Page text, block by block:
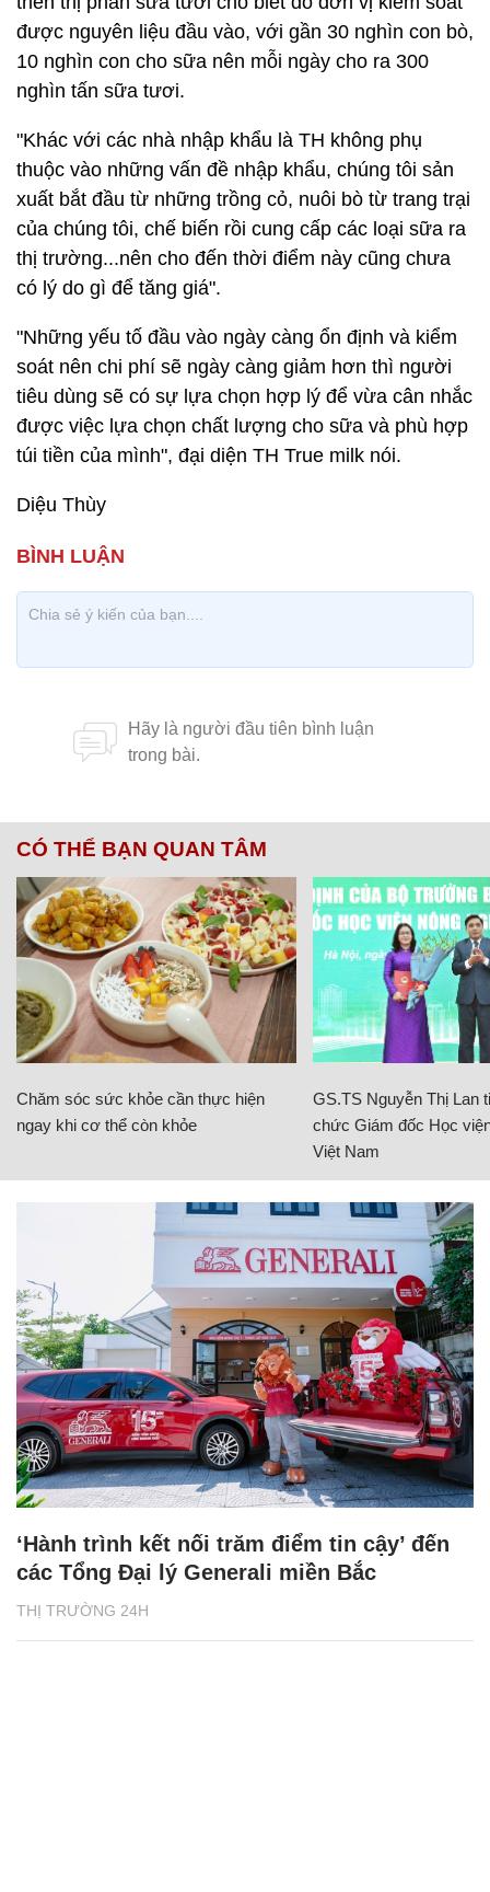
được nguyên liệu đầu vào, với gần 30 nghìn con bò,
10 nghìn con cho sữa nên mỗi ngày cho ra 300
nghìn tấn sữa tươi.
"Khác với các nhà nhập khẩu là TH không phụ
thuộc vào những vấn đề nhập khẩu, chúng tôi sản
xuất bắt đầu từ những trồng cỏ, nuôi bò từ trang trại
của chúng tôi, chế biến rồi cung cấp các loại sữa ra
thị trường...nên cho đến thời điểm này cũng chưa
có lý do gì để tăng giá".
"Những yếu tố đầu vào ngày càng ổn định và kiểm
soát nên chi phí sẽ ngày càng giảm hơn thì người
tiêu dùng sẽ có sự lựa chọn hợp lý để vừa cân nhắc
được việc lựa chọn chất lượng cho sữa và phù hợp
túi tiền của mình", đại diện TH True milk nói.
Diệu Thùy
CÓ THỂ BẠN QUAN TÂM
Chăm sóc sức khỏe cần thực hiện
ngay khi cơ thể còn khỏe
GS.TS Nguyễn Thị Lan
chức Giám đốc Học
Việt Nam
THỊ TRƯỜNG 24H
‘Hành trình kết nối trăm điểm tin cậy’ đến
các Tổng Đại lý Generali miền Bắc